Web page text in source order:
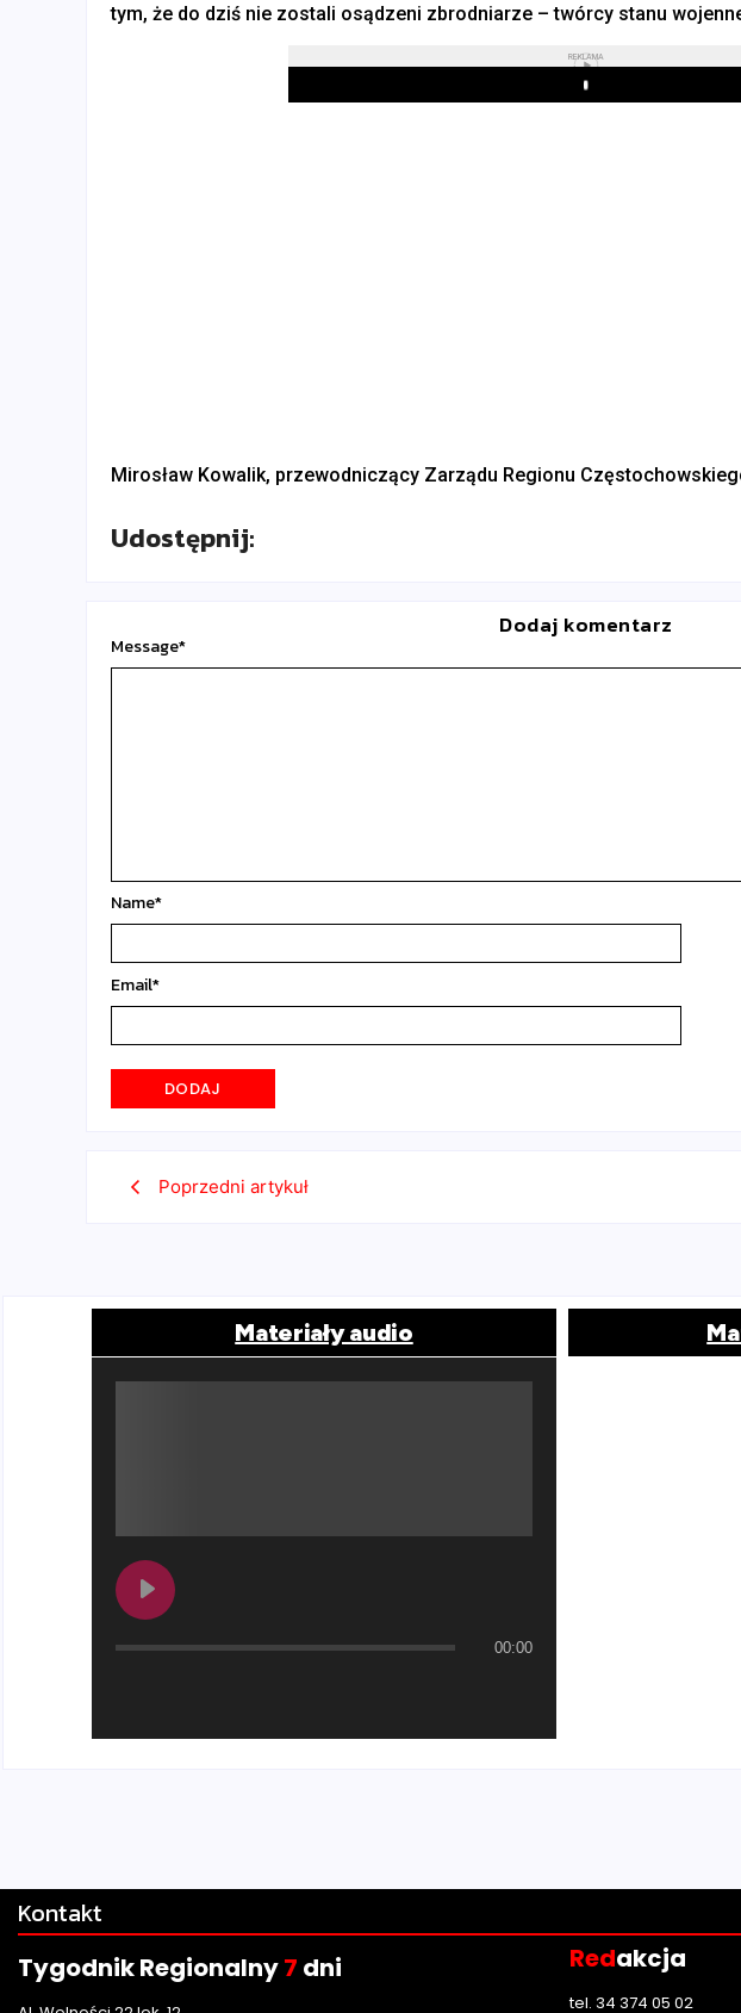
tym, że do dziś nie zostali osądzeni zbrodniarze – twórcy stanu
REKLAMA
Play
Mirosław Kowalik, przewodniczący Zarządu Regionu
Udostępnij:
Dodaj komentarz
Message*
Name*
Email*
Poprzedni artykuł
Materiały audio
00:00
Kontakt
Tygodnik Regionalny7 dni Redakcja
tel. 34 374 05 02